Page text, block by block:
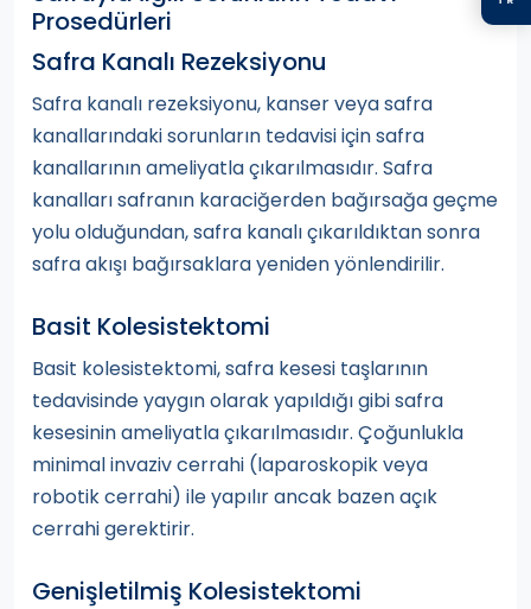
Prosedürleri
Safra Kanalı Rezeksiyonu
Safra kanalı rezeksiyonu, kanser veya safra
kanallarındaki sorunların tedavisi için safra
kanallarının ameliyatla çıkarılmasıdır. Safra
kanalları safranın karaciğerden bağırsağa geçme
yolu olduğundan, safra kanalı çıkarıldıktan sonra
safra akışı bağırsaklara yeniden yönlendirilir.
Basit Kolesistektomi
Basit kolesistektomi, safra kesesi taşlarının
tedavisinde yaygın olarak yapıldığı gibi safra
kesesinin ameliyatla çıkarılmasıdır. Çoğunlukla
minimal invaziv cerrahi (laparoskopik veya
robotik cerrahi) ile yapılır ancak bazen açık
cerrahi gerektirir.
Genişletilmiş Kolesistektomi